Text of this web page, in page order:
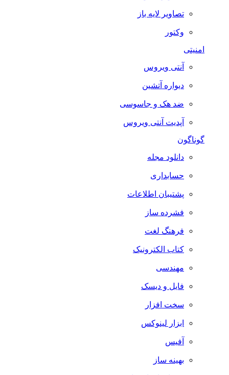
تصاویر لایه باز
وکتور
امنیتی
آنتی ویروس
دیواره آتشین
ضد هک و جاسوسی
آپدیت آنتی ویروس
گوناگون
دانلود مجله
حسابداری
پشتیبان اطلاعات
فشرده ساز
فرهنگ لغت
کتاب الکترونیک
مهندسی
فایل و دیسک
سخت افزار
ابزار لینوکس
آفیس
بهینه ساز